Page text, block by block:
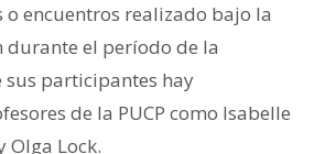
o encuentros realizado bajo la
el período de la
sus participantes hay
de la PUCP como Isabelle
Olga Lock.